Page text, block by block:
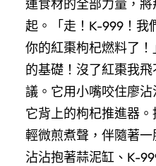
運食材的全部力量，
起。「走！K-999！我
你的紅棗枸杞燃料了
的基礎！沒了紅棗我
議。它用小嘴咬住廖
它背上的枸杞推進器
輕微煎煮聲，伴隨著
沾沾抱著蒜泥缸、K-